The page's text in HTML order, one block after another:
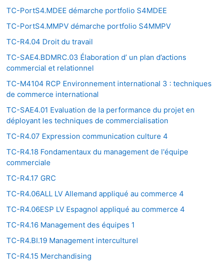
TC-PortS4.MDEE démarche portfolio S4MDEE
TC-PortS4.MMPV démarche portfolio S4MMPV
TC-R4.04 Droit du travail
TC-SAE4.BDMRC.03 Élaboration d’ un plan d’actions
commercial et relationnel
TC-M4104 RCP Environnement international 3 : techniques
de commerce international
TC-SAE4.01 Evaluation de la performance du projet en
déployant les techniques de commercialisation
TC-R4.07 Expression communication culture 4
TC-R4.18 Fondamentaux du management de l'équipe
commerciale
TC-R4.17 GRC
TC-R4.06ALL LV Allemand appliqué au commerce 4
TC-R4.06ESP LV Espagnol appliqué au commerce 4
TC-R4.16 Management des équipes 1
TC-R4.BI.19 Management interculturel
TC-R4.15 Merchandising